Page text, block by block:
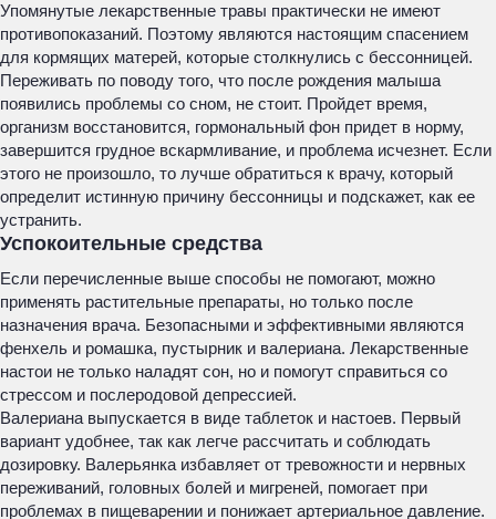
Упомянутые лекарственные травы практически не имеют
противопоказаний. Поэтому являются настоящим спасением
для кормящих матерей, которые столкнулись с бессонницей.
Переживать по поводу того, что после рождения малыша
появились проблемы со сном, не стоит. Пройдет время,
организм восстановится, гормональный фон придет в норму,
завершится грудное вскармливание, и проблема исчезнет. Если
этого не произошло, то лучше обратиться к врачу, который
определит истинную причину бессонницы и подскажет, как ее
устранить.
Успокоительные средства
Если перечисленные выше способы не помогают, можно
применять растительные препараты, но только после
назначения врача. Безопасными и эффективными являются
фенхель и ромашка, пустырник и валериана. Лекарственные
настои не только наладят сон, но и помогут справиться со
стрессом и послеродовой депрессией.
Валериана выпускается в виде таблеток и настоев. Первый
вариант удобнее, так как легче рассчитать и соблюдать
дозировку. Валерьянка избавляет от тревожности и нервных
переживаний, головных болей и мигреней, помогает при
проблемах в пищеварении и понижает артериальное давление.